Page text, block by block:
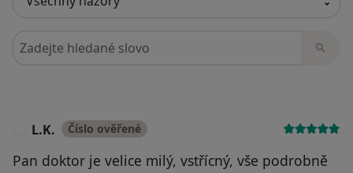
Hledejte v názorech
L.K. Číslo ověřené
Pan doktor je velice milý, vstřícný, vše podrobně